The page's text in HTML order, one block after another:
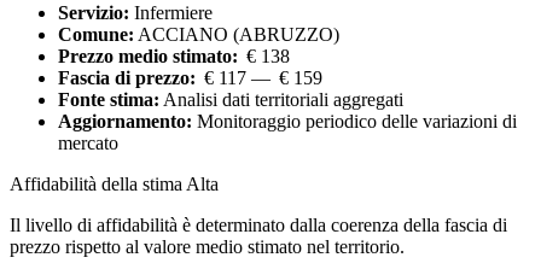
Servizio: Infermiere
Comune: ACCIANO (ABRUZZO)
Prezzo medio stimato: € 138
Fascia di prezzo: € 117 — € 159
Fonte stima: Analisi dati territoriali aggregati
Aggiornamento: Monitoraggio periodico delle variazioni di
mercato
Affidabilità della stima Alta
Il livello di affidabilità è determinato dalla coerenza della fascia di
prezzo rispetto al valore medio stimato nel territorio.